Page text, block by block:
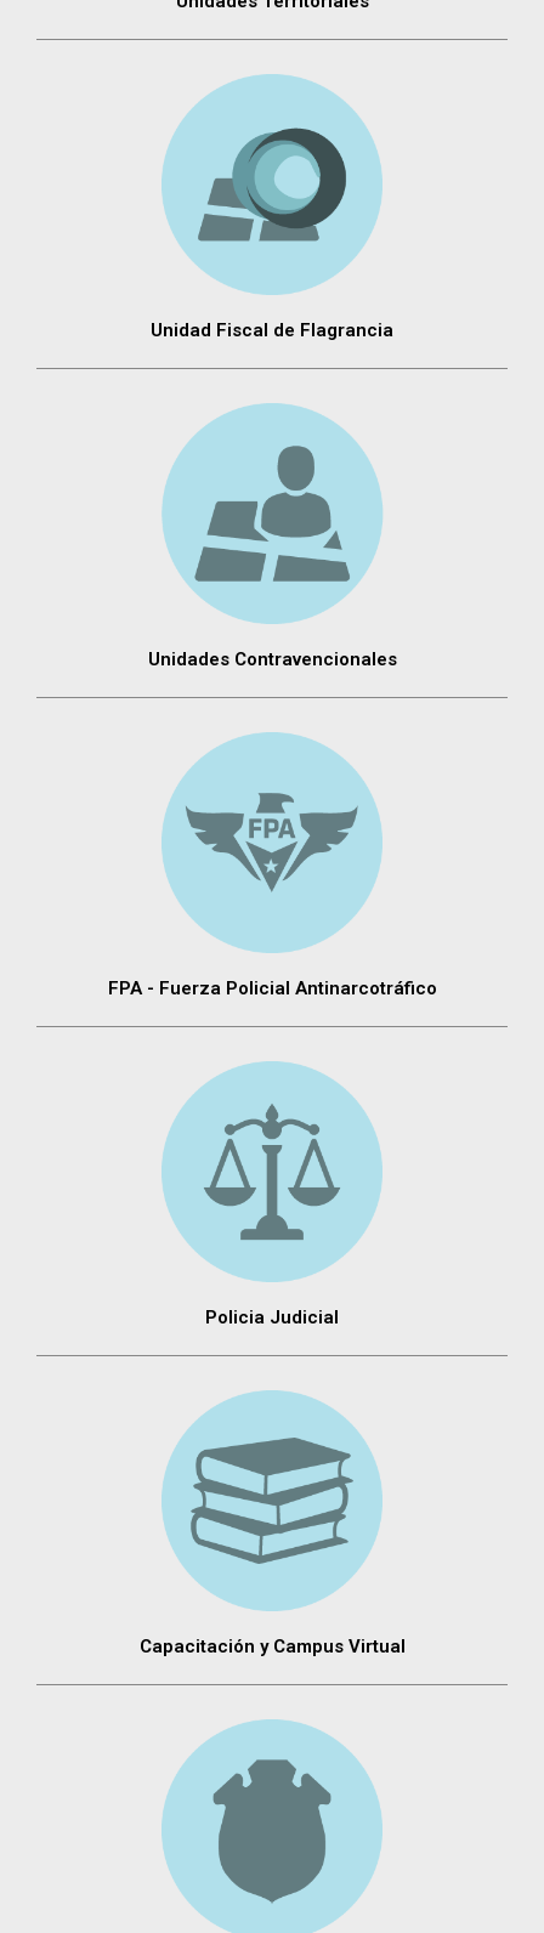
Unidad Fiscal de Flagrancia
Unidades Contravencionales
FPA - Fuerza Policial Antinarcotráfico
Policia Judicial
Capacitación y Campus Virtual